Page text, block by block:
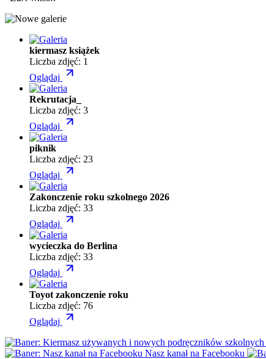
kiermasz książek
Liczba zdjęć: 1
Oglądaj
Rekrutacja_
Liczba zdjęć: 3
Oglądaj
piknik
Liczba zdjęć: 23
Oglądaj
Zakonczenie roku szkolnego 2026
Liczba zdjęć: 33
Oglądaj
wycieczka do Berlina
Liczba zdjęć: 33
Oglądaj
Toyot zakonczenie roku
Liczba zdjęć: 76
Oglądaj
Nasz kanał na Facebooku